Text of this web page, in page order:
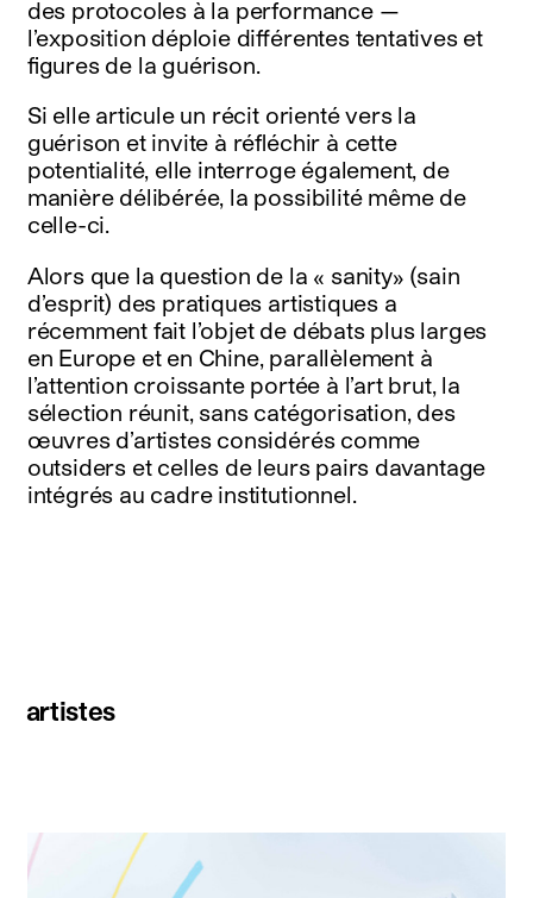
des protocoles à la performance —
l’exposition déploie différentes tentatives et
figures de la guérison.
Si elle articule un récit orienté vers la
guérison et invite à réfléchir à cette
potentialité, elle interroge également, de
manière délibérée, la possibilité même de
celle-ci.
Alors que la question de la « sanity» (sain
d’esprit) des pratiques artistiques a
récemment fait l’objet de débats plus larges
en Europe et en Chine, parallèlement à
l’attention croissante portée à l’art brut, la
sélection réunit, sans catégorisation, des
œuvres d’artistes considérés comme
outsiders et celles de leurs pairs davantage
intégrés au cadre institutionnel.
artistes